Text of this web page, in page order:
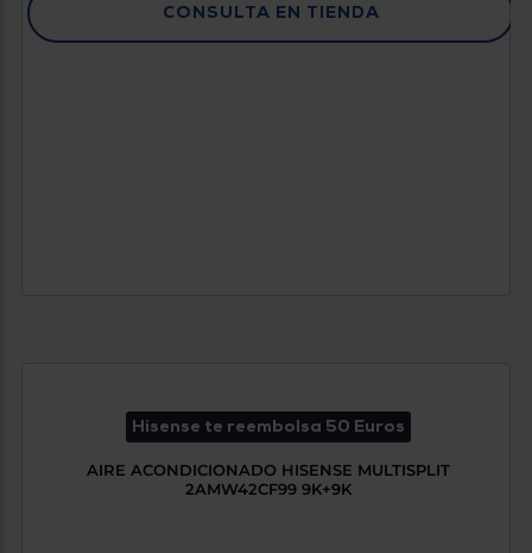
CONSULTA EN TIENDA
Hisense te reembolsa 50 Euros
AIRE ACONDICIONADO HISENSE MULTISPLIT
2AMW42CF99 9K+9K